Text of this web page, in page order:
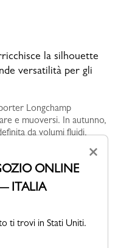
la silhouette
versatilità per gli
Longchamp
e muoversi. In autunno,
da volumi fluidi,
×
ONLINE
ITALIA
ti trovi in Stati Uniti.